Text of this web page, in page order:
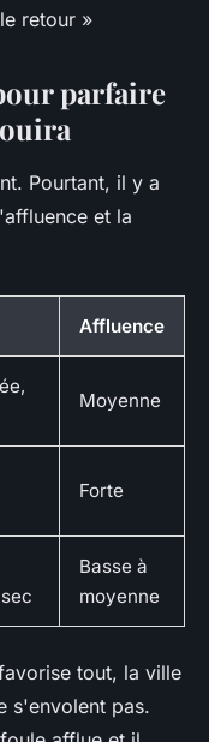
retour »
parfaire
Pourtant, il y a
et la
Affluence
Moyenne
Forte
Basse à
moyenne
tout, la ville
s'envolent pas.